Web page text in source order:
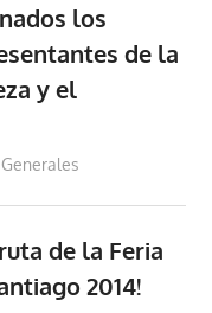
los
de la
y el
Generales
de la Feria
2014!